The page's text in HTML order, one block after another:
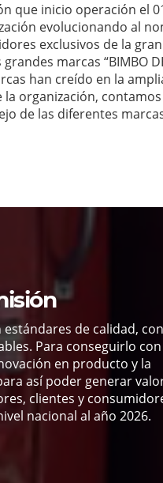
que inicio operación el
evolucionando al
exclusivos de la
marcas “BIMBO
han creído en la
la organización,
de las diferentes
de calidad,
Para conseguirlo con
en producto y la
así poder generar
clientes y
nacional al año 2026.